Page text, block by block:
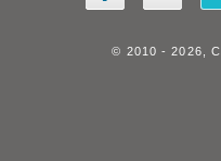
© 2010 - 2026,